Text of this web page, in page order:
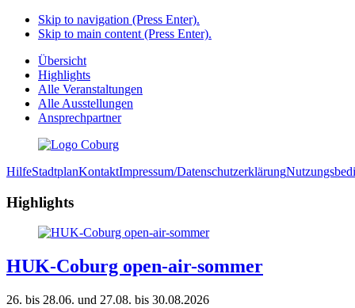
Skip to navigation (Press Enter).
Skip to main content (Press Enter).
Übersicht
Highlights
Alle Veranstaltungen
Alle Ausstellungen
Ansprechpartner
HilfeStadtplanKontaktImpressum/Datenschutzerklärung
Highlights
HUK-Coburg open-air-sommer
26. bis 28.06. und 27.08. bis 30.08.2026